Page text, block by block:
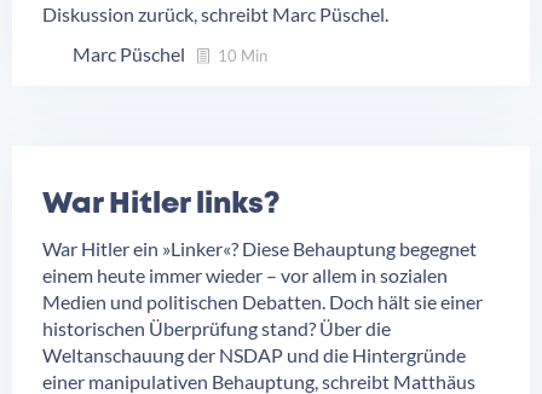
Diskussion zurück, schreibt Marc Püschel.
Marc Püschel
10 Min
War Hitler links?
War Hitler ein »Linker«? Diese Behauptung begegnet
einem heute immer wieder – vor allem in sozialen
Medien und politischen Debatten. Doch hält sie einer
historischen Überprüfung stand? Über die
Weltanschauung der NSDAP und die Hintergründe
einer manipulativen Behauptung, schreibt Matthäus